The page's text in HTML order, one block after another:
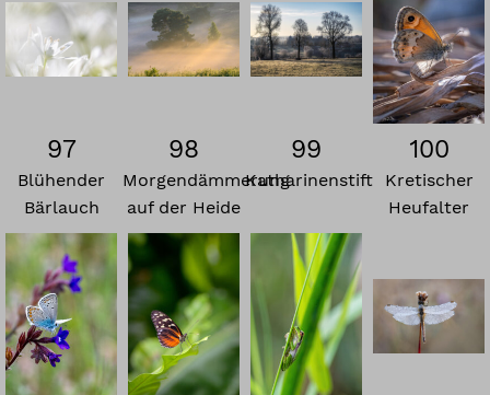
97
Blühender
Bärlauch
98
Morgendämmerung
auf der Heide
99
Katharinenstift
100
Kretischer
Heufalter